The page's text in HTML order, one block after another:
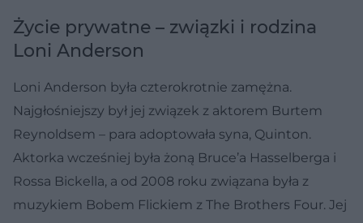
Życie prywatne – związki i rodzina
Loni Anderson
Loni Anderson była czterokrotnie zamężna.
Najgłośniejszy był jej związek z aktorem Burtem
Reynoldsem – para adoptowała syna, Quinton.
Aktorka wcześniej była żoną Bruce’a Hasselberga i
Rossa Bickella, a od 2008 roku związana była z
muzykiem Bobem Flickiem z The Brothers Four. Jej